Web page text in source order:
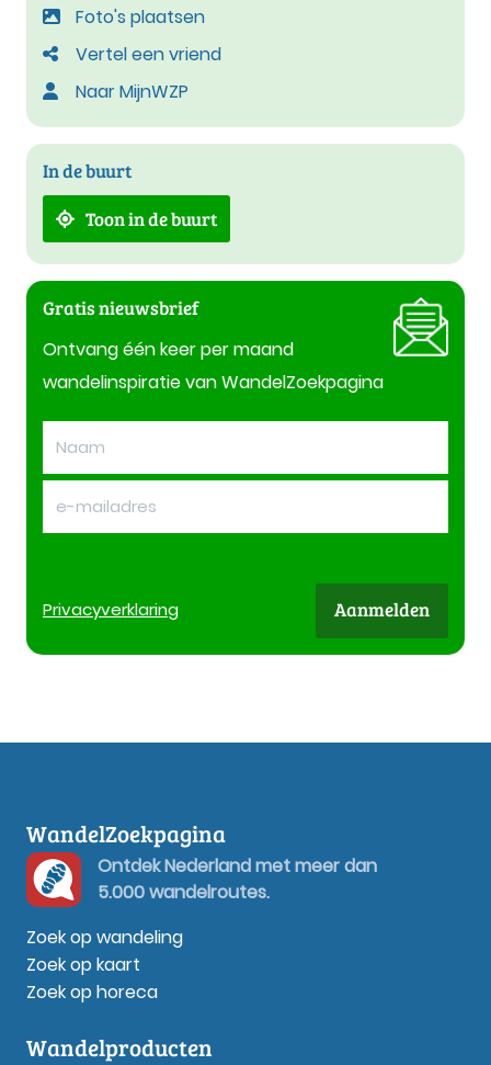
Foto's plaatsen
Vertel een vriend
Naar MijnWZP
In de buurt
Toon in de buurt
Gratis nieuwsbrief
Ontvang één keer per maand
wandelinspiratie van WandelZoekpagina
Privacyverklaring Aanmelden
WandelZoekpagina
Ontdek Nederland met meer dan
5.000 wandelroutes.
Zoek op wandeling
Zoek op kaart
Zoek op horeca
Wandelproducten